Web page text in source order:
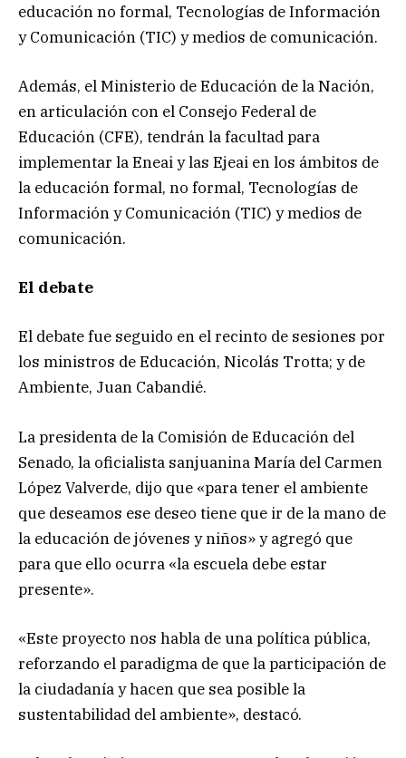
educación no formal, Tecnologías de Información
y Comunicación (TIC) y medios de comunicación.
Además, el Ministerio de Educación de la Nación,
en articulación con el Consejo Federal de
Educación (CFE), tendrán la facultad para
implementar la Eneai y las Ejeai en los ámbitos de
la educación formal, no formal, Tecnologías de
Información y Comunicación (TIC) y medios de
comunicación.
El debate
El debate fue seguido en el recinto de sesiones por
los ministros de Educación, Nicolás Trotta; y de
Ambiente, Juan Cabandié.
La presidenta de la Comisión de Educación del
Senado, la oficialista sanjuanina María del Carmen
López Valverde, dijo que «para tener el ambiente
que deseamos ese deseo tiene que ir de la mano de
la educación de jóvenes y niños» y agregó que
para que ello ocurra «la escuela debe estar
presente».
«Este proyecto nos habla de una política pública,
reforzando el paradigma de que la participación de
la ciudadanía y hacen que sea posible la
sustentabilidad del ambiente», destacó.